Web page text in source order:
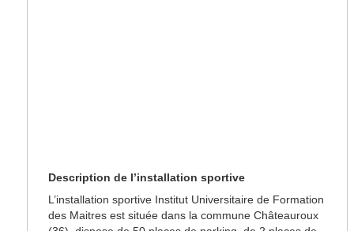
Description de l’installation sportive
L’installation sportive Institut Universitaire de Formation
des Maitres est située dans la commune Châteauroux